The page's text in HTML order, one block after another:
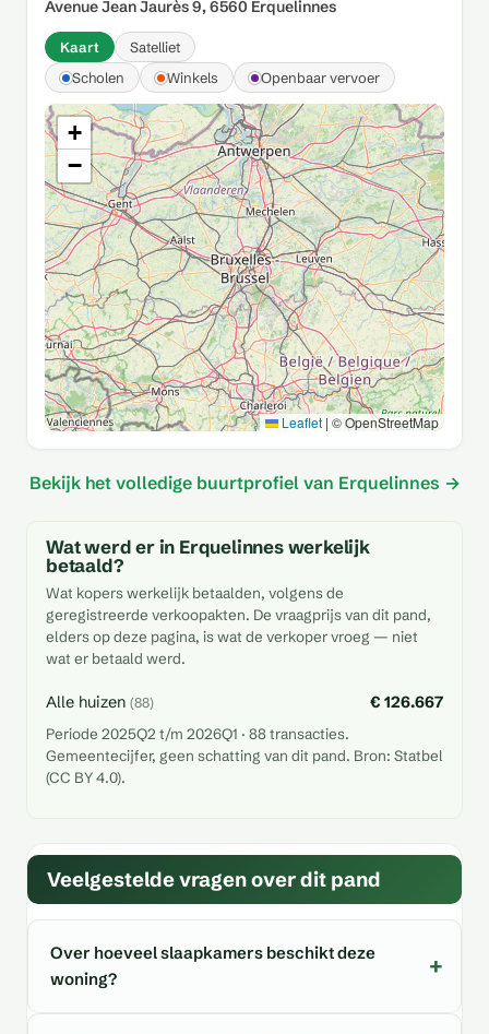
Avenue Jean Jaurès 9, 6560 Erquelinnes
Kaart
Satelliet
Scholen
Winkels Openbaar vervoer
+
−
Leaflet | © OpenStreetMap
Bekijk het volledige buurtprofiel van Erquelinnes →
Wat werd er in Erquelinnes werkelijk
betaald?
Wat kopers werkelijk betaalden, volgens de
geregistreerde verkoopakten. De vraagprijs van dit pand,
elders op deze pagina, is wat de verkoper vroeg — niet
wat er betaald werd.
Alle huizen (88) € 126.667
Periode 2025Q2 t/m 2026Q1 · 88 transacties.
Gemeentecijfer, geen schatting van dit pand. Bron: Statbel
(CC BY 4.0).
Veelgestelde vragen over dit pand
Over hoeveel slaapkamers beschikt deze
woning?